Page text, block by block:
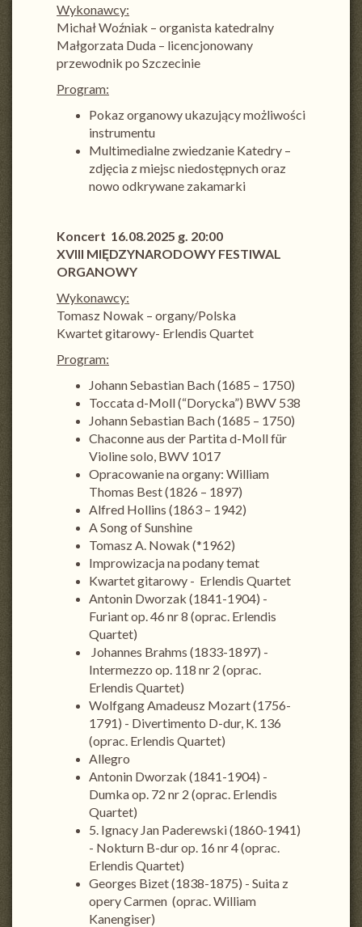
Wykonawcy:
Michał Woźniak – organista katedralny
Małgorzata Duda – licencjonowany
przewodnik po Szczecinie
Program:
Pokaz organowy ukazujący możliwości
instrumentu
Multimedialne zwiedzanie Katedry –
zdjęcia z miejsc niedostępnych oraz
nowo odkrywane zakamarki
Koncert 16.08.2025 g. 20:00
XVIII MIĘDZYNARODOWY FESTIWAL
ORGANOWY
Wykonawcy:
Tomasz Nowak – organy/Polska
Kwartet gitarowy- Erlendis Quartet
Program:
Johann Sebastian Bach (1685 – 1750)
Toccata d-Moll (“Dorycka”) BWV 538
Johann Sebastian Bach (1685 – 1750)
Chaconne aus der Partita d-Moll für
Violine solo, BWV 1017
Opracowanie na organy: William
Thomas Best (1826 – 1897)
Alfred Hollins (1863 – 1942)
A Song of Sunshine
Tomasz A. Nowak (*1962)
Improwizacja na podany temat
Kwartet gitarowy - Erlendis Quartet
Antonin Dworzak (1841-1904) -
Furiant op. 46 nr 8 (oprac. Erlendis
Quartet)
Johannes Brahms (1833-1897) -
Intermezzo op. 118 nr 2 (oprac.
Erlendis Quartet)
Wolfgang Amadeusz Mozart (1756-
1791) - Divertimento D-dur, K. 136
(oprac. Erlendis Quartet)
Allegro
Antonin Dworzak (1841-1904) -
Dumka op. 72 nr 2 (oprac. Erlendis
Quartet)
5. Ignacy Jan Paderewski (1860-1941)
- Nokturn B-dur op. 16 nr 4 (oprac.
Erlendis Quartet)
Georges Bizet (1838-1875) - Suita z
opery Carmen (oprac. William
Kanengiser)